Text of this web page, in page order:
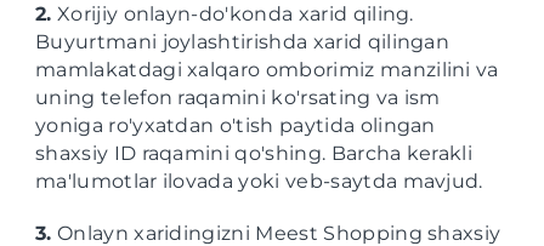
2. Xorijiy onlayn-do'konda xarid qiling.
Buyurtmani joylashtirishda xarid qilingan
mamlakatdagi xalqaro omborimiz manzilini va
uning telefon raqamini ko'rsating va ism
yoniga ro'yxatdan o'tish paytida olingan
shaxsiy ID raqamini qo'shing. Barcha kerakli
ma'lumotlar ilovada yoki veb-saytda mavjud.
3. Onlayn xaridingizni Meest Shopping shaxsiy